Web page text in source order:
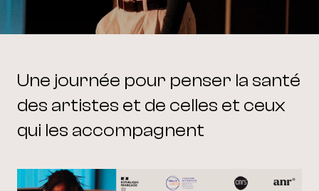
Une journée pour penser la santé
des artistes et de celles et ceux
qui les accompagnent